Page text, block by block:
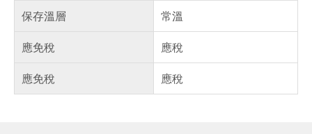
保存溫層
常溫
應免稅
應稅
應免稅
應稅